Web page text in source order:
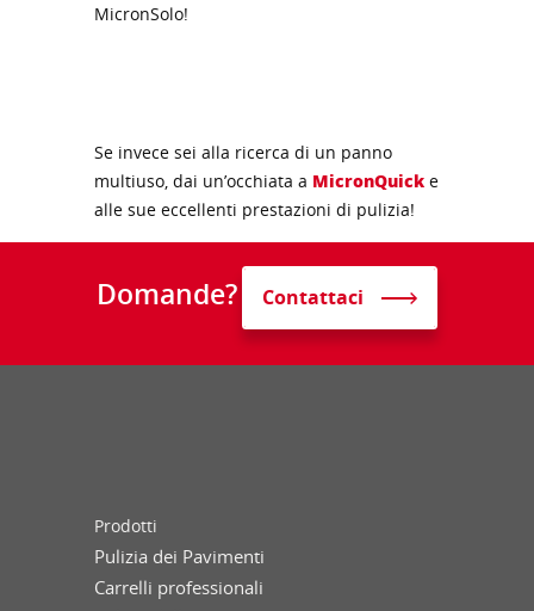
MicronSolo!
Se invece sei alla ricerca di un panno
multiuso, dai un’occhiata a MicronQuick e
alle sue eccellenti prestazioni di pulizia!
Domande? Contattaci
Prodotti
Pulizia dei Pavimenti
Carrelli professionali